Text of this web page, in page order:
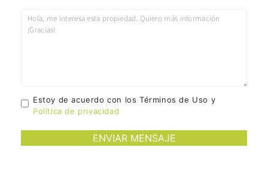
Estoy de acuerdo con los Términos de Uso y
Política de privacidad